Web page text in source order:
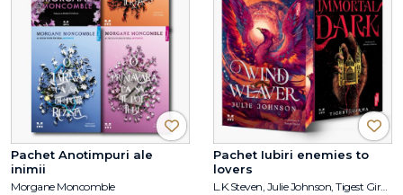
Pachet Anotimpuri ale
inimii
Morgane Moncomble
Pachet Iubiri enemies to
lovers
L.K.Steven, Julie Johnson, Tigest Girma